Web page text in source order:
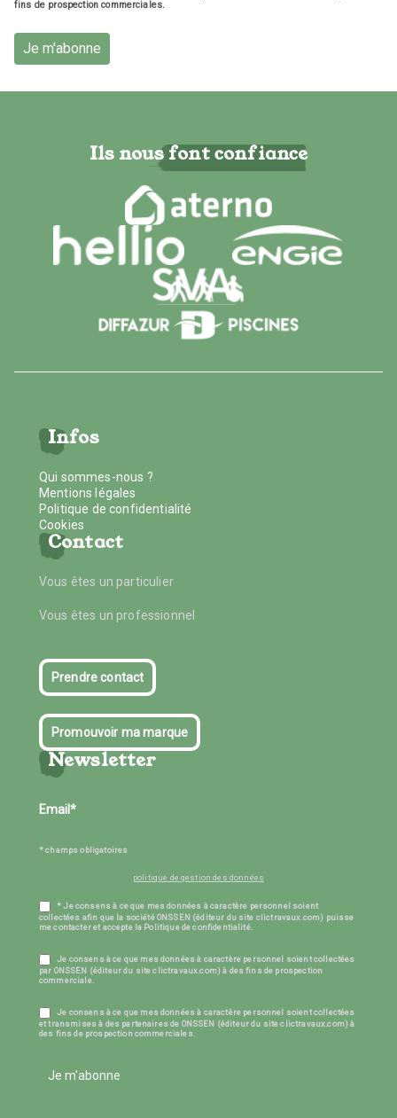
fins de prospection commerciales.
Je m'abonne
Ils nous font confiance
Infos
Qui sommes-nous ?
Mentions légales
Politique de confidentialité
Cookies
Contact
Vous êtes un particulier
Vous êtes un professionnel
Prendre contact
Promouvoir ma marque
Newsletter
* champs obligatoires
politique de gestion des données
* Je consens à ce que mes données à caractère personnel soient
collectées afin que la société ONSSEN (éditeur du site clictravaux.com) puisse
me contacter et accepte la Politique de confidentialité.
Je consens à ce que mes données à caractère personnel soient collectées
par ONSSEN (éditeur du site clictravaux.com) à des fins de prospection
commerciale.
Je consens à ce que mes données à caractère personnel soient collectées
et transmises à des partenaires de ONSSEN (éditeur du site clictravaux.com) à
des fins de prospection commerciales.
Je m'abonne